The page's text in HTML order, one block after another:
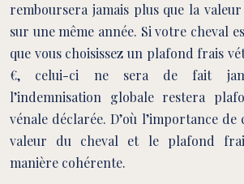
remboursera jamais plus que la
sur une même année. Si votre cheval
que vous choisissez un plafond frais
€, celui-ci ne sera de fait
l’indemnisation globale restera
vénale déclarée. D’où l’importance
valeur du cheval et le plafond
manière cohérente.